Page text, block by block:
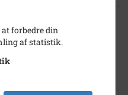
forbedre din
af statistik.